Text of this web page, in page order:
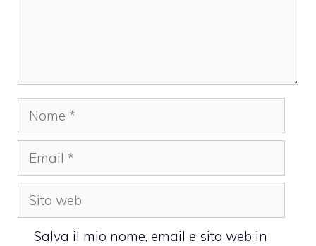
Nome
Email
Sito
web
Salva il mio nome, email e sito web in